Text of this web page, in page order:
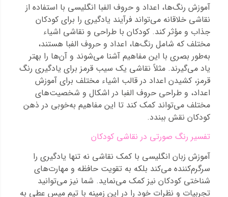
آموزش رنگ‌ها، اعداد و حروف الفبا انگلیسی با استفاده از
نقاشی خلاقانه می‌تواند فرآیند یادگیری را برای کودکان
جذاب و مؤثر کند. کودکان با طراحی و نقاشی اشیاء
مختلف که شامل رنگ‌ها، اعداد و حروف الفبا هستند،
به‌طور بصری با این مفاهیم آشنا می‌شوند و آن‌ها را بهتر
یاد می‌گیرند. مثلاً نقاشی یک سیب قرمز برای یادگیری رنگ
قرمز، کشیدن اعداد در قالب اشیاء مختلف برای آموزش
اعداد، و طراحی حروف الفبا در اشکال و شخصیت‌های
مختلف می‌تواند کمک کند تا این مفاهیم به‌خوبی در ذهن
کودکان نقش ببندد.
تفسیر رنگ صورتی در نقاشی کودکان
آموزش زبان انگلیسی با کمک نقاشی نه تنها یادگیری را
سرگرم‌کننده می‌کند بلکه به تقویت حافظه و مهارت‌های
شناختی کودکان نیز کمک می‌نماید. شما نیز می‌توانید
تجربیات و نظرات خود را در این زمینه با تیم میس عطی به